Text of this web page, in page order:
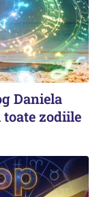
Daniela
zodiile